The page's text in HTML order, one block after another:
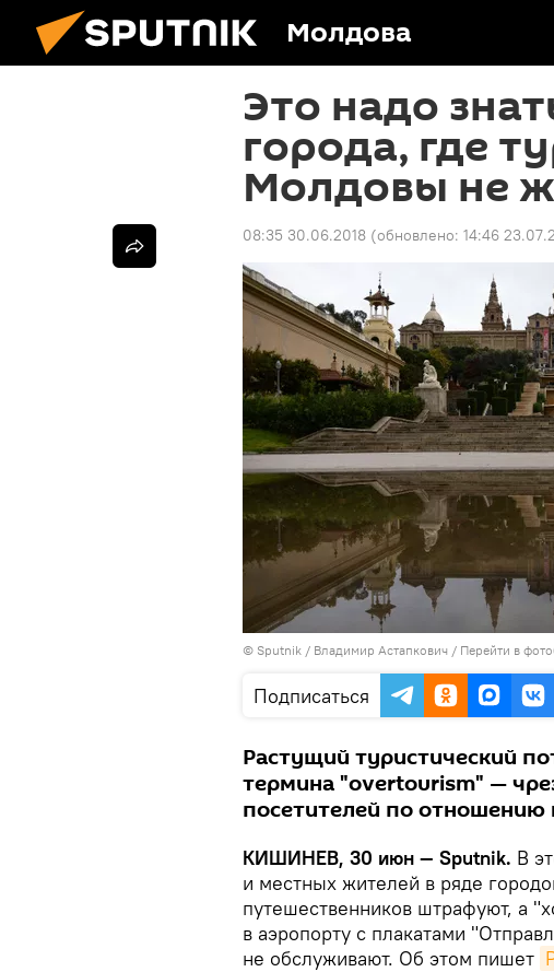
Молдова
Это надо
города, где
Молдовы не
08:35 30.06.2018 (обновлено: 14:46
© Sputnik / Владимир Астапкович / Перейти в
Подписаться
Растущий туристический
термина "overtourism" —
посетителей по
КИШИНЕВ, 30 июн — Sputnik. В
и местных жителей в ряде
путешественников штрафуют, а
в аэропорту с плакатами
не обслуживают. Об этом пишет